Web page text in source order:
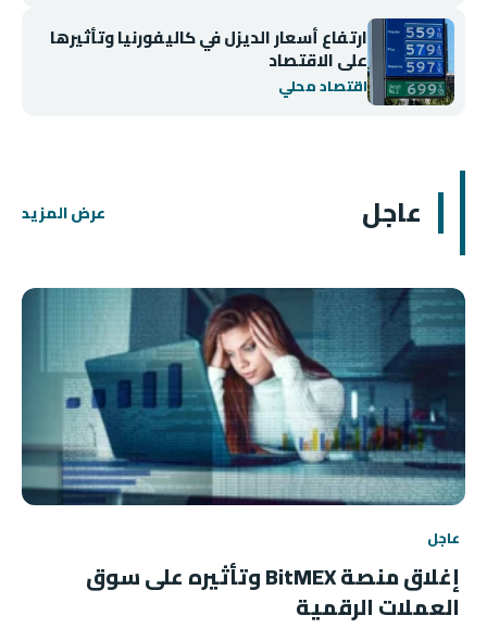
ارتفاع أسعار الديزل في كاليفورنيا وتأثيرها
على الاقتصاد
اقتصاد محلي
عاجل عرض المزيد
عاجل
إغلاق منصة BitMEX وتأثيره على سوق
العملات الرقمية